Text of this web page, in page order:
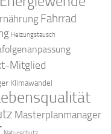
Fahrrad
Heizungstausch
Mitglied
Klimawandel
Masterplanmanager